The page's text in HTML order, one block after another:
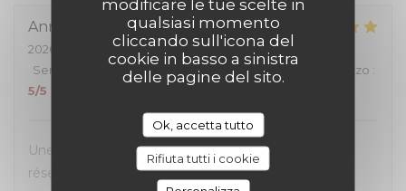
modificare le tue scelte in
qualsiasi momento
cliccando sull'icona del
cookie in basso a sinistra
delle pagine del sito.
Ok, accetta tutto
Rifiuta tutti i cookie
Anna
2026-07-05
- 12:00 - Ospiti 4
Servizio
Atmosfera /5 Cucina : /5 Qualità / Prezzo :
5/5
Une excellente expérience du début à la fin. La
réservation en ligne était très simple et fluide, avec